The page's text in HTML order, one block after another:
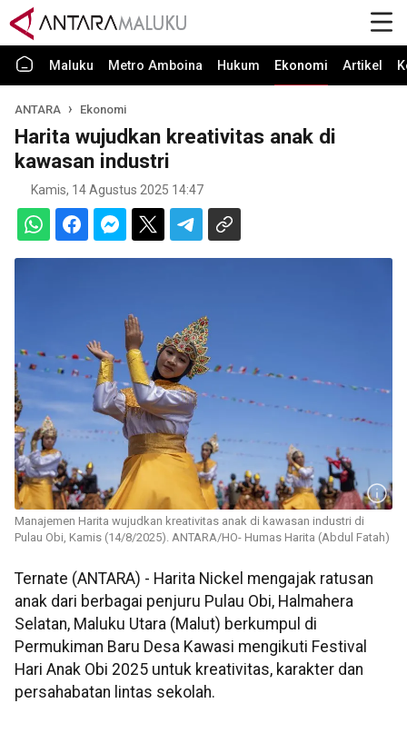
Maluku Metro Amboina Hukum Ekonomi Artikel
ANTARA Ekonomi
Harita wujudkan kreativitas anak di
kawasan industri
Kamis, 14 Agustus 2025 14:47
Manajemen Harita wujudkan kreativitas anak di kawasan industri di
Pulau Obi, Kamis (14/8/2025). ANTARA/HO- Humas Harita (Abdul Fatah)
Ternate (ANTARA) - Harita Nickel mengajak ratusan
anak dari berbagai penjuru Pulau Obi, Halmahera
Selatan, Maluku Utara (Malut) berkumpul di
Permukiman Baru Desa Kawasi mengikuti Festival
Hari Anak Obi 2025 untuk kreativitas, karakter dan
persahabatan lintas sekolah.